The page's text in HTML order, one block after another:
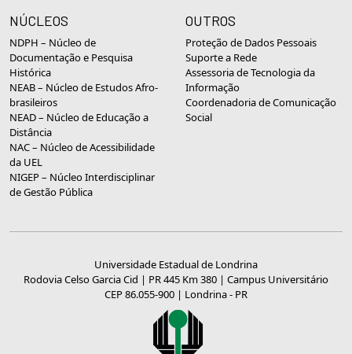
NÚCLEOS
NDPH – Núcleo de
Documentação e Pesquisa
Histórica
NEAB – Núcleo de Estudos Afro-
brasileiros
NEAD – Núcleo de Educação a
Distância
NAC – Núcleo de Acessibilidade
da UEL
NIGEP – Núcleo Interdisciplinar
de Gestão Pública
OUTROS
Proteção de Dados Pessoais
Suporte a Rede
Assessoria de Tecnologia da
Informação
Coordenadoria de Comunicação
Social
Universidade Estadual de Londrina
Rodovia Celso Garcia Cid | PR 445 Km 380 | Campus Universitário
CEP 86.055-900 | Londrina - PR